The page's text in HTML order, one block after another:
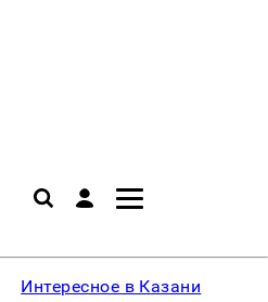
Интересное в Казани